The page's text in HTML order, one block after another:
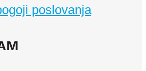
poslovanja